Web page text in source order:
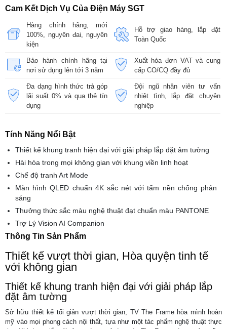
Cam Kết Dịch Vụ Của Điện Máy SGT
Hàng chính hãng, mới
100%, nguyên đai, nguyên
kiện
Hỗ trợ giao hàng, lắp đặt
Toàn Quốc
Bảo hành chính hãng tại
nơi sử dụng lên tới 3 năm
Xuất hóa đơn VAT và cung
cấp CO/CQ đầy đủ
Đa dạng hình thức trả góp
lãi suất 0% và qua thẻ tín
dụng
Đội ngũ nhân viên tư vấn
nhiệt tình, lắp đặt chuyên
nghiệp
Tính Năng Nổi Bật
Thiết kế khung tranh hiện đại với giải pháp lắp đặt âm tường
Hài hòa trong mọi không gian với khung viền linh hoạt
Chế độ tranh Art Mode
Màn hình QLED chuẩn 4K sắc nét với tấm nền chống phản
sáng
Thưởng thức sắc màu nghệ thuật đạt chuẩn màu PANTONE
Trợ Lý Vision AI Companion
Thông Tin Sản Phẩm
Thiết kế vượt thời gian, Hòa quyện tinh tế
với không gian
Thiết kế khung tranh hiện đại với giải pháp lắp
đặt âm tường
Sở hữu thiết kế tối giản vượt thời gian, TV The Frame hòa mình hoàn
mỹ vào mọi phong cách nội thất, tựa như một tác phẩm nghệ thuật thực